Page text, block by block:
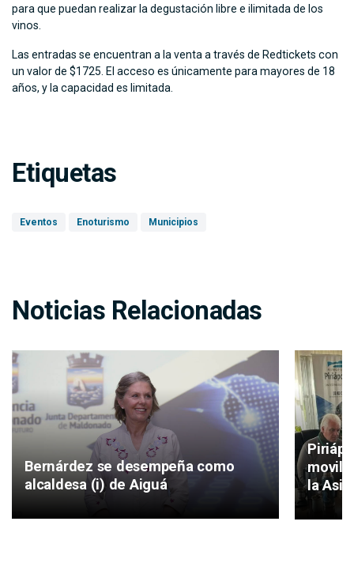
para que puedan realizar la degustación libre e ilimitada de los
vinos.
Las entradas se encuentran a la venta a través de Redtickets con
un valor de $1725. El acceso es únicamente para mayores de 18
años, y la capacidad es limitada.
Etiquetas
Eventos Enoturismo Municipios
Noticias Relacionadas
Bernárdez se desempeña como
alcaldesa (i) de Aiguá
la